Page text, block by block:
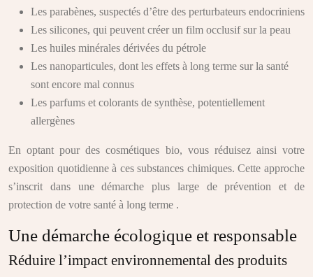
Les parabènes, suspectés d’être des perturbateurs endocriniens
Les silicones, qui peuvent créer un film occlusif sur la peau
Les huiles minérales dérivées du pétrole
Les nanoparticules, dont les effets à long terme sur la santé
sont encore mal connus
Les parfums et colorants de synthèse, potentiellement
allergènes
En optant pour des cosmétiques bio, vous réduisez ainsi votre
exposition quotidienne à ces substances chimiques. Cette approche
s’inscrit dans une démarche plus large de prévention et de
protection de votre santé à long terme .
Une démarche écologique et responsable
Réduire l’impact environnemental des produits